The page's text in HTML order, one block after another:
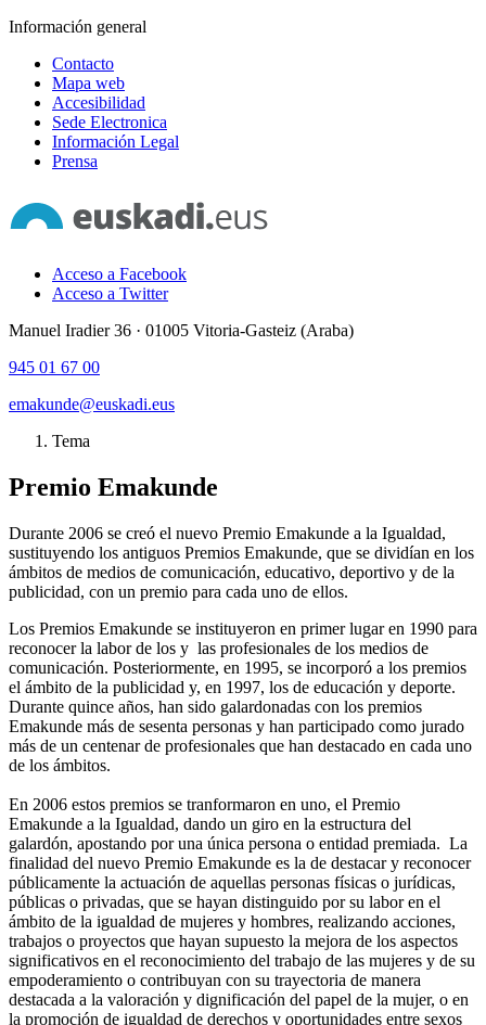
Información general
Contacto
Mapa web
Accesibilidad
Sede Electronica
Información Legal
Prensa
Acceso a Facebook
Acceso a Twitter
Manuel Iradier 36 · 01005 Vitoria-Gasteiz (Araba)
945 01 67 00
emakunde@euskadi.eus
Tema
Premio Emakunde
Durante 2006 se creó el nuevo Premio Emakunde a la Igualdad,
sustituyendo los antiguos Premios Emakunde, que se dividían en los
ámbitos de medios de comunicación, educativo, deportivo y de la
publicidad, con un premio para cada uno de ellos.
Los Premios Emakunde se instituyeron en primer lugar en 1990 para
reconocer la labor de los y las profesionales de los medios de
comunicación. Posteriormente, en 1995, se incorporó a los premios
el ámbito de la publicidad y, en 1997, los de educación y deporte.
Durante quince años, han sido galardonadas con los premios
Emakunde más de sesenta personas y han participado como jurado
más de un centenar de profesionales que han destacado en cada uno
de los ámbitos.
En 2006 estos premios se tranformaron en uno, el Premio
Emakunde a la Igualdad, dando un giro en la estructura del
galardón, apostando por una única persona o entidad premiada. La
finalidad del nuevo Premio Emakunde es la de destacar y reconocer
públicamente la actuación de aquellas personas físicas o jurídicas,
públicas o privadas, que se hayan distinguido por su labor en el
ámbito de la igualdad de mujeres y hombres, realizando acciones,
trabajos o proyectos que hayan supuesto la mejora de los aspectos
significativos en el reconocimiento del trabajo de las mujeres y de su
empoderamiento o contribuyan con su trayectoria de manera
destacada a la valoración y dignificación del papel de la mujer, o en
la promoción de igualdad de derechos y oportunidades entre sexos